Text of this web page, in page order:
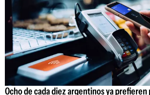
Ocho de cada diez argentinos ya